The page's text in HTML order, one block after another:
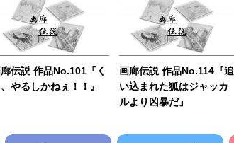
伝説 作品No.101『く
やるしかねぇ！！』
画廊伝説 作品No.114『追
い込まれた狐はジャッカ
ルより凶暴だ』